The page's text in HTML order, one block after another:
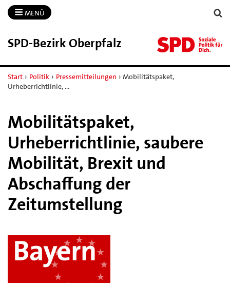
MENÜ
SPD-​Bezirk Oberpfalz
Start › Politik › Pressemitteilungen › Mobilitätspaket,
Urheberrichtlinie, …
Mobilitätspaket,
Urheberrichtlinie, saubere
Mobilität, Brexit und
Abschaffung der
Zeitumstellung